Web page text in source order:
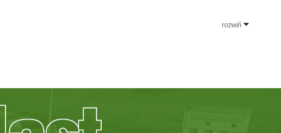
rozwiń